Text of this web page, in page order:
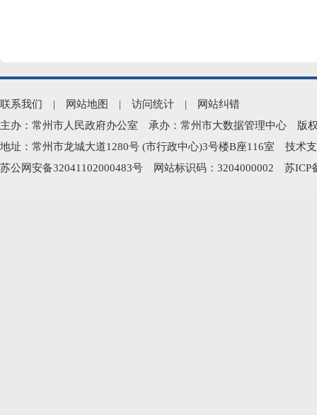
联系我们 | 网站地图 | 访问统计 |
网站纠错
主办：常州市人民政府办公室 承办：常州市大数据管理中心 版
地址：常州市龙城大道1280号 (市行政中心)3号楼B座116室 技术
苏公网安备32041102000483号 网站标识码：3204000002 苏ICP